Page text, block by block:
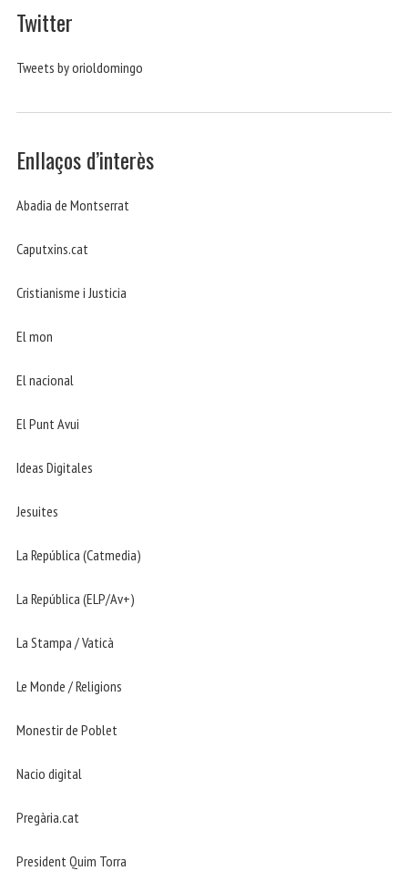
Twitter
Tweets by orioldomingo
Enllaços d’interès
Abadia de Montserrat
Caputxins.cat
Cristianisme i Justicia
El mon
El nacional
El Punt Avui
Ideas Digitales
Jesuites
La República (Catmedia)
La República (ELP/Av+)
La Stampa / Vaticà
Le Monde / Religions
Monestir de Poblet
Nacio digital
Pregària.cat
President Quim Torra